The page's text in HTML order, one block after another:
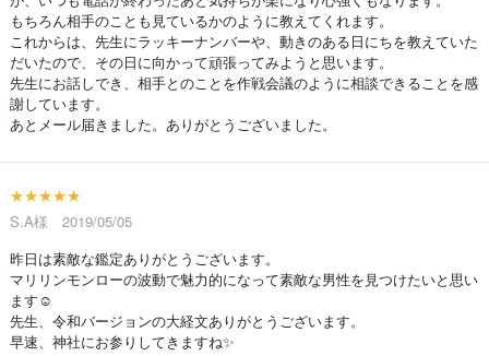
もちろん相手のことも見ているかのように教えてくれます。
これからは、先生にラッキーナンバーや、動きのある日にちを教えていた
だいたので、その日に向かって頑張ってみようと思います。
先生にお話しでき、相手とのことを作戦会議のように相談できることを感
謝しています。
あとメール届きました。ありがとうございました。
★★★★★
S.A様 2019/05/05
昨日は素敵な鑑定ありがとうございます。
マリリンモンローの波動で魅力的になって素敵な男性を見つけたいと思い
ます☺
先生、令和バージョンの大経文ありがとうございます。
早速、神社にお参りしてきますね✨